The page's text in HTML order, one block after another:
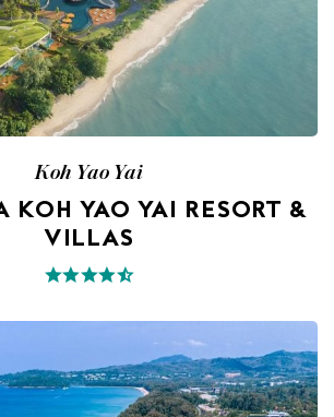
Koh Yao Yai
KOH YAO YAI RESORT &
VILLAS